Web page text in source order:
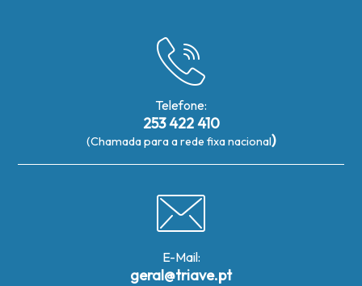
Telefone:
253 422 410
(Chamada para a rede fixa nacional)
E-Mail:
geral@triave.pt